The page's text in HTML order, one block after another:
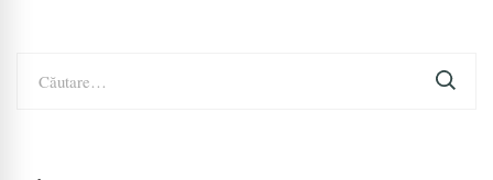
după: